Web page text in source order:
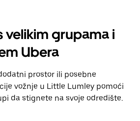
velikim grupama i
Ubera
prostor ili posebne
vožnje u Little Lumley pomoći
da stignete na svoje odredište.